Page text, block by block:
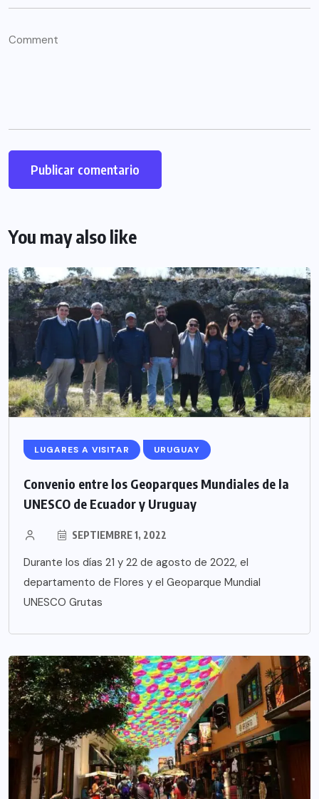
You may also like
LUGARES A VISITAR URUGUAY
Convenio entre los Geoparques Mundiales de la
UNESCO de Ecuador y Uruguay
SEPTIEMBRE 1, 2022
Durante los días 21 y 22 de agosto de 2022, el
departamento de Flores y el Geoparque Mundial
UNESCO Grutas